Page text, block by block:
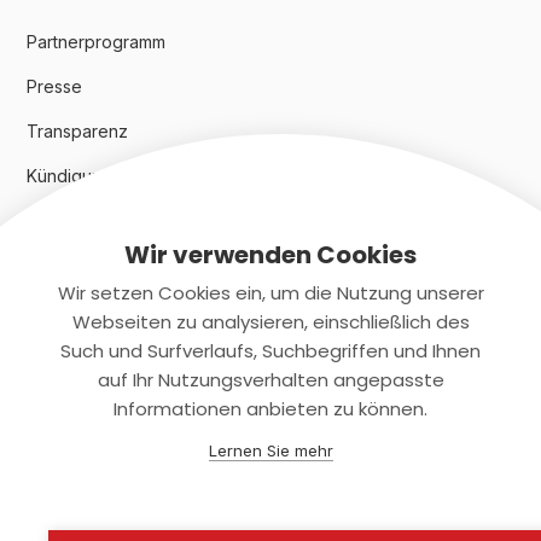
Partnerprogramm
Presse
Transparenz
Kündigungsindex 2024
Rechtliches
Datenschutz
Wir verwenden Cookies
Wir setzen Cookies ein, um die Nutzung unserer
Webseiten zu analysieren, einschließlich des
Such und Surfverlaufs, Suchbegriffen und Ihnen
auf Ihr Nutzungsverhalten angepasste
Informationen anbieten zu können.
Lernen Sie mehr